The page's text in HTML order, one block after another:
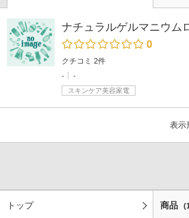
ナチュラルゲルマニウム
0
クチコミ 2件
-
-
スキンケア美容家電
表示
トップ 商品